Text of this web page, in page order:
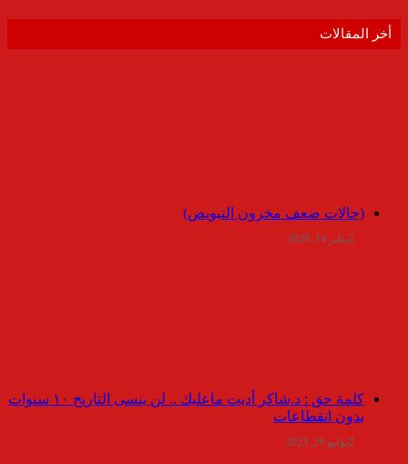
أخر المقالات
(حالات ضعف مخزون التبويض)
يناير 14, 2020
كلمة حق : د.شاكر أديت ماعليك .. لن ينسى التاريخ ١٠ سنوات
بدون انقطاعات
يوليو 29, 2023